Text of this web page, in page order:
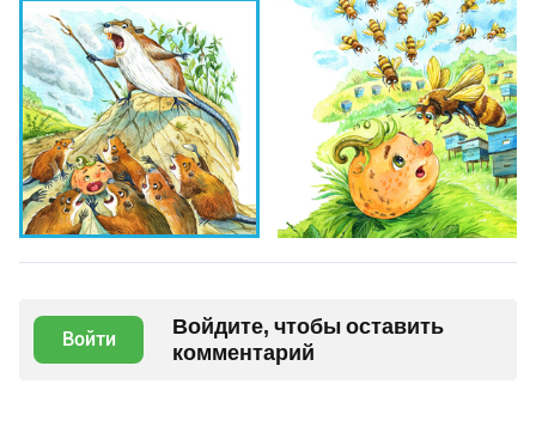
Войти
Войдите, чтобы оставить
комментарий